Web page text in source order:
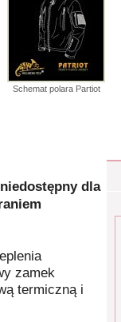
Schemat polara Partiot
dla
zamek
termiczną i